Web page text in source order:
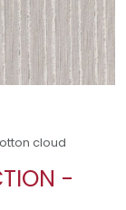
cloud
-